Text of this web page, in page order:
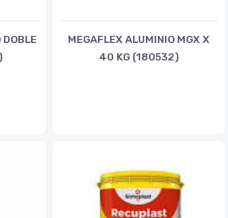
DOBLE
MEGAFLEX ALUMINIO MGX X
40 KG (180532)